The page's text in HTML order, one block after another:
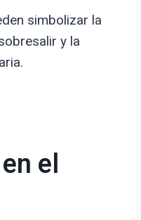
simbolizar la
y la
el